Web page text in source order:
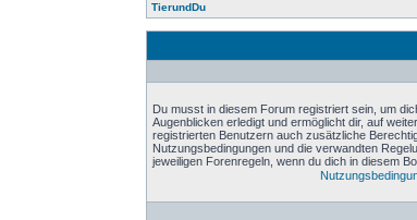
TierundDu
Du musst in diesem Forum registriert sein, um
Augenblicken erledigt und ermöglicht dir, auf
registrierten Benutzern auch zusätzliche
Nutzungsbedingungen und die verwandten
jeweiligen Forenregeln, wenn du dich in diesem